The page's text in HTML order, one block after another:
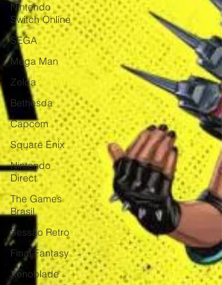
Nintendo
Switch Online
SEGA
Mega Man
Zelda
Bethesda
Capcom
Square Enix
Nintendo
Direct
The Games
Brasil
Sessão Retro
Final Fantasy
Xenoblade